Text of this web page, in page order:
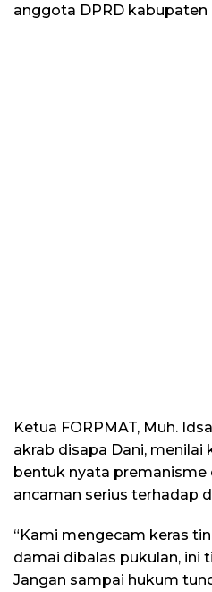
anggota DPRD kabupaten
Ketua FORPMAT, Muh.
akrab disapa Dani, menilai
bentuk nyata premanisme
ancaman serius terhadap
“Kami mengecam keras
damai dibalas pukulan, ini
Jangan sampai hukum